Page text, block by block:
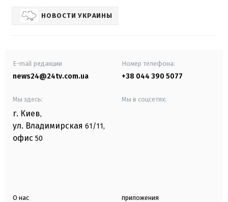
НОВОСТИ УКРАИНЫ
E-mail редакции
news24@24tv.com.ua
Номер телефона:
+38 044 390 5077
Мы здесь:
г. Киев,
ул. Владимирская 61/11,
офис 50
Мы в соцсетях:
О нас приложения